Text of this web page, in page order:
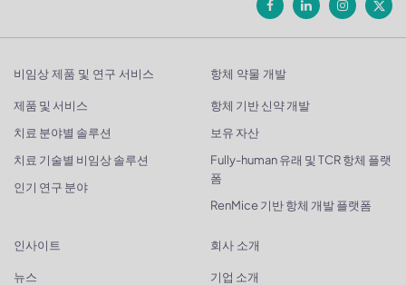
비임상 제품 및 연구 서비스
제품 및 서비스
치료 분야별 솔루션
치료 기술별 비임상 솔루션
인기 연구 분야
항체 약물 개발
항체 기반 신약 개발
보유 자산
Fully-human 유래 및 TCR 항체 플랫
폼
RenMice 기반 항체 개발 플랫폼
인사이트
뉴스
회사 소개
기업 소개